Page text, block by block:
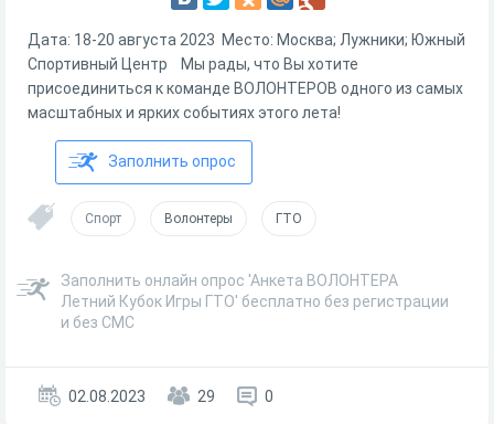
Дата: 18-20 августа 2023 Место: Москва; Лужники; Южный
Спортивный Центр Мы рады, что Вы хотите
присоединиться к команде ВОЛОНТЕРОВ одного из самых
масштабных и ярких событиях этого лета!
Заполнить опрос
Спорт Волонтеры ГТО
Заполнить онлайн опрос 'Анкета ВОЛОНТЕРА
Летний Кубок Игры ГТО' бесплатно без регистрации
и без СМС
02.08.2023 29 0